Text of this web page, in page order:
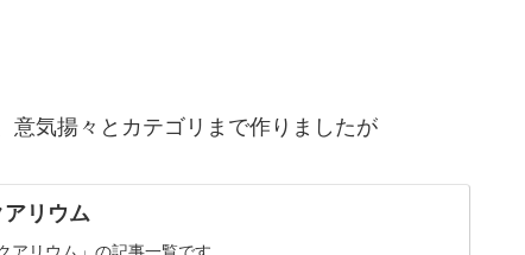
意気揚々とカテゴリまで作りましたが
アリウム